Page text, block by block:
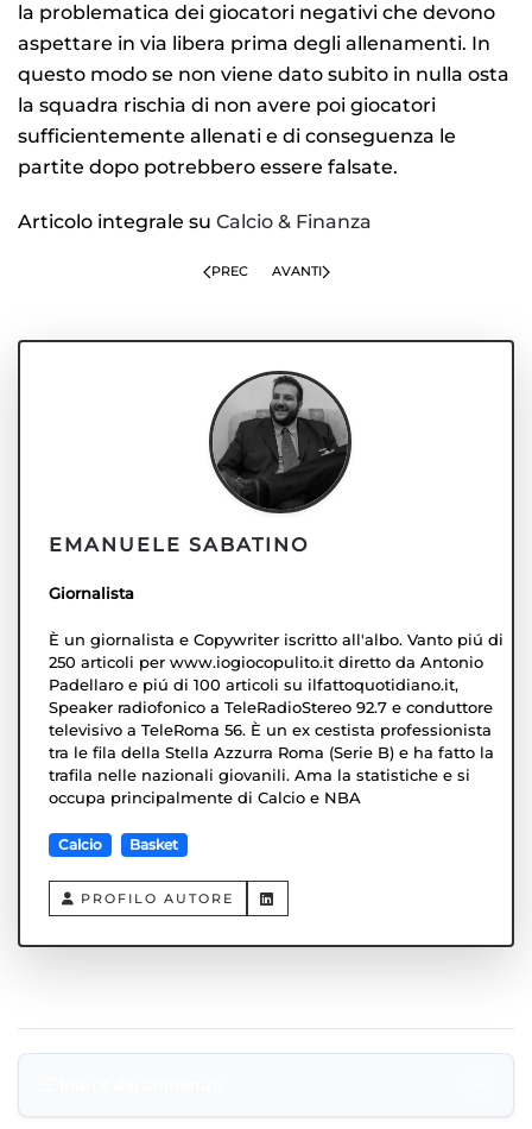
la problematica dei giocatori negativi che devono
aspettare in via libera prima degli allenamenti. In
questo modo se non viene dato subito in nulla osta
la squadra rischia di non avere poi giocatori
sufficientemente allenati e di conseguenza le
partite dopo potrebbero essere falsate.
Articolo integrale su Calcio & Finanza
PREC AVANTI
EMANUELE SABATINO
Giornalista
È un giornalista e Copywriter iscritto all'albo. Vanto piú di
250 articoli per www.iogiocopulito.it diretto da Antonio
Padellaro e piú di 100 articoli su ilfattoquotidiano.it,
Speaker radiofonico a TeleRadioStereo 92.7 e conduttore
televisivo a TeleRoma 56. È un ex cestista professionista
tra le fila della Stella Azzurra Roma (Serie B) e ha fatto la
trafila nelle nazionali giovanili. Ama la statistiche e si
occupa principalmente di Calcio e NBA
Calcio Basket
PROFILO AUTORE